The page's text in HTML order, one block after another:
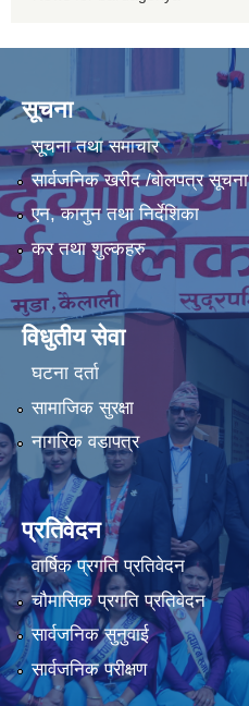
सूचना
सूचना तथा समाचार
सार्वजनिक खरीद /बोलपत्र सूचना
एन, कानुन तथा निर्देशिका
कर तथा शुल्कहरु
विधुतीय सेवा
घटना दर्ता
सामाजिक सुरक्षा
नागरिक वडापत्र
प्रतिवेदन
वार्षिक प्रगति प्रतिवेदन
चौमासिक प्रगति प्रतिवेदन
सार्वजनिक सुनुवाई
सार्वजनिक परीक्षण